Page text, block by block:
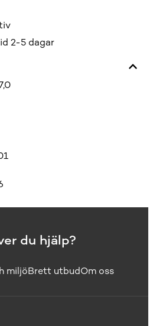
2-5 dagar
du hjälp?
miljöBrett utbudOm oss